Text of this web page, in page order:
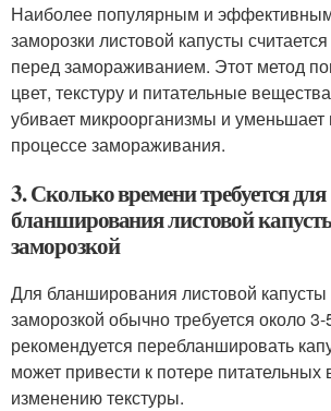
Наиболее популярным и
заморозки листовой капусты
перед замораживанием. Этот метод
цвет, текстуру и питательные
убивает микроорганизмы и уменьшает
процессе замораживания.
3. Сколько времени требуется для
бланширования листовой
заморозкой
Для бланширования листовой
заморозкой обычно требуется около
рекомендуется перебланшировать
может привести к потере питательных
изменению текстуры.